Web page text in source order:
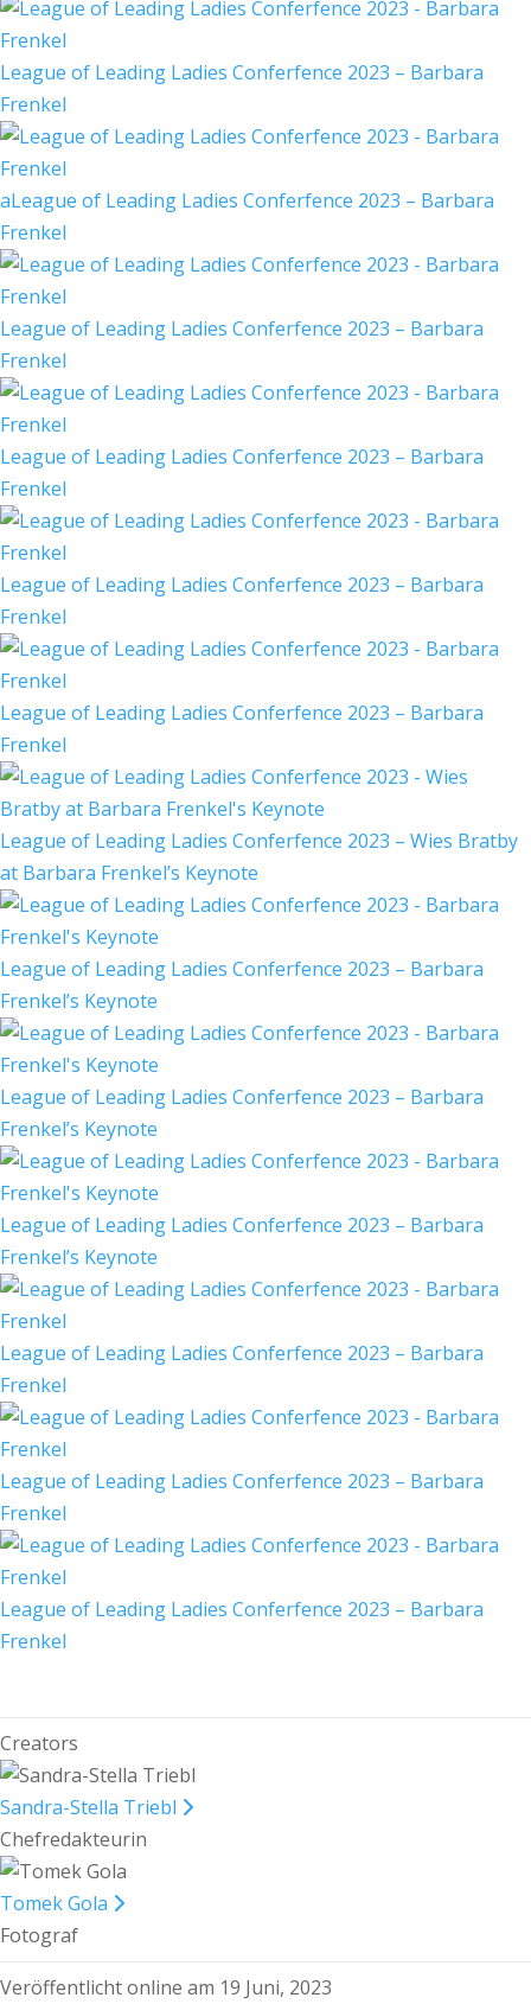
League of Leading Ladies Conferfence 2023 – Barbara
Frenkel
aLeague of Leading Ladies Conferfence 2023 – Barbara
Frenkel
League of Leading Ladies Conferfence 2023 – Barbara
Frenkel
League of Leading Ladies Conferfence 2023 – Barbara
Frenkel
League of Leading Ladies Conferfence 2023 – Barbara
Frenkel
League of Leading Ladies Conferfence 2023 – Barbara
Frenkel
League of Leading Ladies Conferfence 2023 – Wies Bratby
at Barbara Frenkel’s Keynote
League of Leading Ladies Conferfence 2023 – Barbara
Frenkel’s Keynote
League of Leading Ladies Conferfence 2023 – Barbara
Frenkel’s Keynote
League of Leading Ladies Conferfence 2023 – Barbara
Frenkel’s Keynote
League of Leading Ladies Conferfence 2023 – Barbara
Frenkel
League of Leading Ladies Conferfence 2023 – Barbara
Frenkel
League of Leading Ladies Conferfence 2023 – Barbara
Frenkel
Creators
Sandra-Stella Triebl
Chefredakteurin
Tomek Gola
Fotograf
Veröffentlicht online am 19 Juni, 2023